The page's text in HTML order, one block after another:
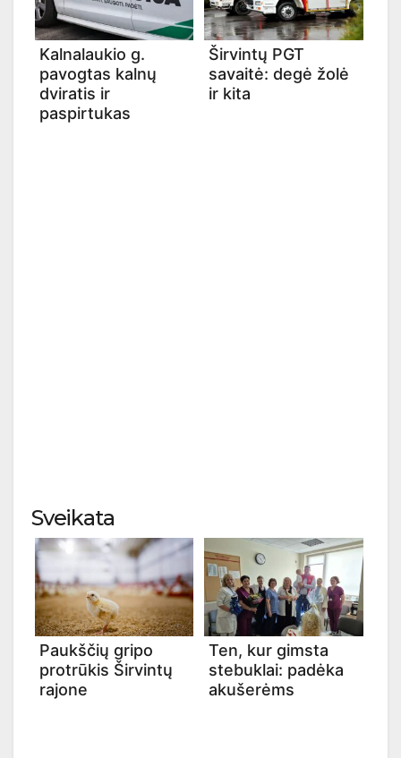
Kalnalaukio g.
pavogtas kalnų
dviratis ir
paspirtukas
Širvintų PGT
savaitė: degė žolė
ir kita
Sveikata
Paukščių gripo
protrūkis Širvintų
rajone
Ten, kur gimsta
stebuklai: padėka
akušerėms